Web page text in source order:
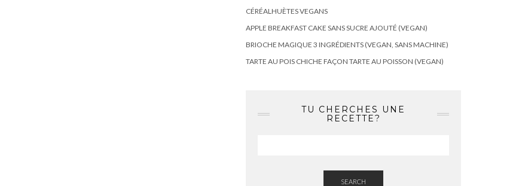
CÉRÉALHUÈTES VEGANS
APPLE BREAKFAST CAKE SANS SUCRE AJOUTÉ (VEGAN)
BRIOCHE MAGIQUE 3 INGRÉDIENTS (VEGAN, SANS MACHINE)
TARTE AU POIS CHICHE FAÇON TARTE AU POISSON (VEGAN)
TU CHERCHES UNE
RECETTE?
SEARCH